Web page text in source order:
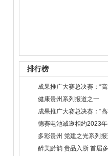
排行榜
成果推广大赛总决赛：“
健康贵州系列报道之一
成果推广大赛总决赛：“
德赛电池诚邀相约2023
多彩贵州 党建之光系列
醉美黔韵 贵品入浙 首届